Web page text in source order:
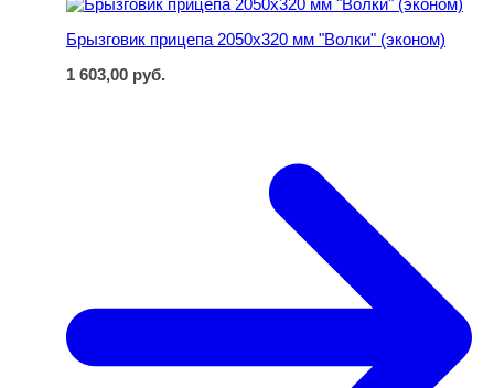
Брызговик прицепа 2050х320 мм "Волки" (эконом)
1 603,00 руб.